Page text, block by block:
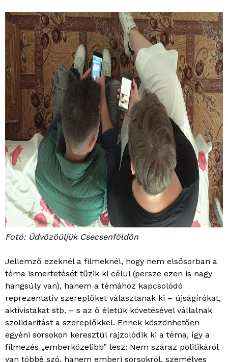
Fotó: Üdvözöüljük Csecsenföldön
Jellemző ezeknél a filmeknél, hogy nem elsősorban a
téma ismertetését tűzik ki célul (persze ezen is nagy
hangsúly van), hanem a témához kapcsolódó
reprezentatív szereplőket választanak ki – újságírókat,
aktivistákat stb. – s az ő életük követésével vállalnak
szolidaritást a szereplőkkel. Ennek köszönhetően
egyéni sorsokon keresztül rajzolódik ki a téma, így a
filmezés „emberközelibb” lesz: Nem száraz politikáról
van többé szó, hanem emberi sorsokról, személyes